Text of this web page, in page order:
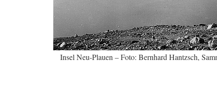
Insel Neu-Plauen – Foto: Bernhard Hantzsch,